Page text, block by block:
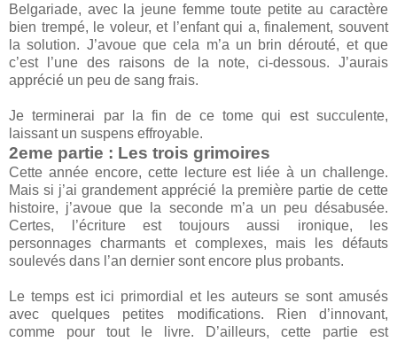
Belgariade, avec la jeune femme toute petite au caractère
bien trempé, le voleur, et l’enfant qui a, finalement, souvent
la solution. J’avoue que cela m’a un brin dérouté, et que
c’est l’une des raisons de la note, ci-dessous. J’aurais
apprécié un peu de sang frais.
Je terminerai par la fin de ce tome qui est succulente,
laissant un suspens effroyable.
2eme partie : Les trois grimoires
Cette année encore, cette lecture est liée à un challenge.
Mais si j’ai grandement apprécié la première partie de cette
histoire, j’avoue que la seconde m’a un peu désabusée.
Certes, l’écriture est toujours aussi ironique, les
personnages charmants et complexes, mais les défauts
soulevés dans l’an dernier sont encore plus probants.
Le temps est ici primordial et les auteurs se sont amusés
avec quelques petites modifications. Rien d’innovant,
comme pour tout le livre. D’ailleurs, cette partie est